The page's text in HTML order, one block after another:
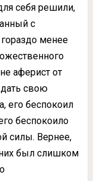
себя решили,
с
менее
аферист от
свою
его беспокоил
беспокоило
силы. Вернее,
был слишком